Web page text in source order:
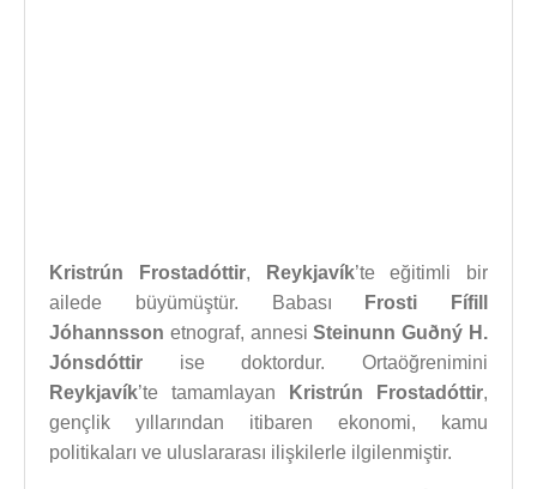
Kristrún Frostadóttir, Reykjavík’te eğitimli bir
ailede büyümüştür. Babası
Frosti Fífill
Jóhannsson etnograf, annesiSteinunn Guðný H.
Jónsdóttir ise doktordur. Ortaöğrenimini
Reykjavík’te tamamlayan Kristrún Frostadóttir,
gençlik yıllarından itibaren ekonomi, kamu
politikaları ve uluslararası ilişkilerle ilgilenmiştir.